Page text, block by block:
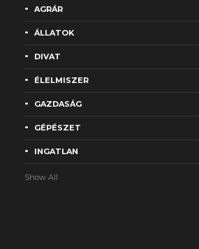
AGRÁR
ÁLLATOK
DIVAT
ÉLELMISZER
GAZDASÁG
GÉPÉSZET
INGATLAN
Show All